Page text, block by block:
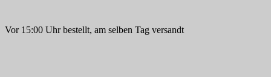
Vor 15:00 Uhr bestellt, am selben Tag versandt